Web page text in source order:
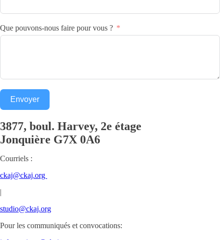
Que pouvons-nous faire pour vous ?
Envoyer
3877, boul. Harvey, 2e étage
Jonquière G7X 0A6
Courriels :
ckaj@ckaj.org
|
studio@ckaj.org
Pour les communiqués et convocations: